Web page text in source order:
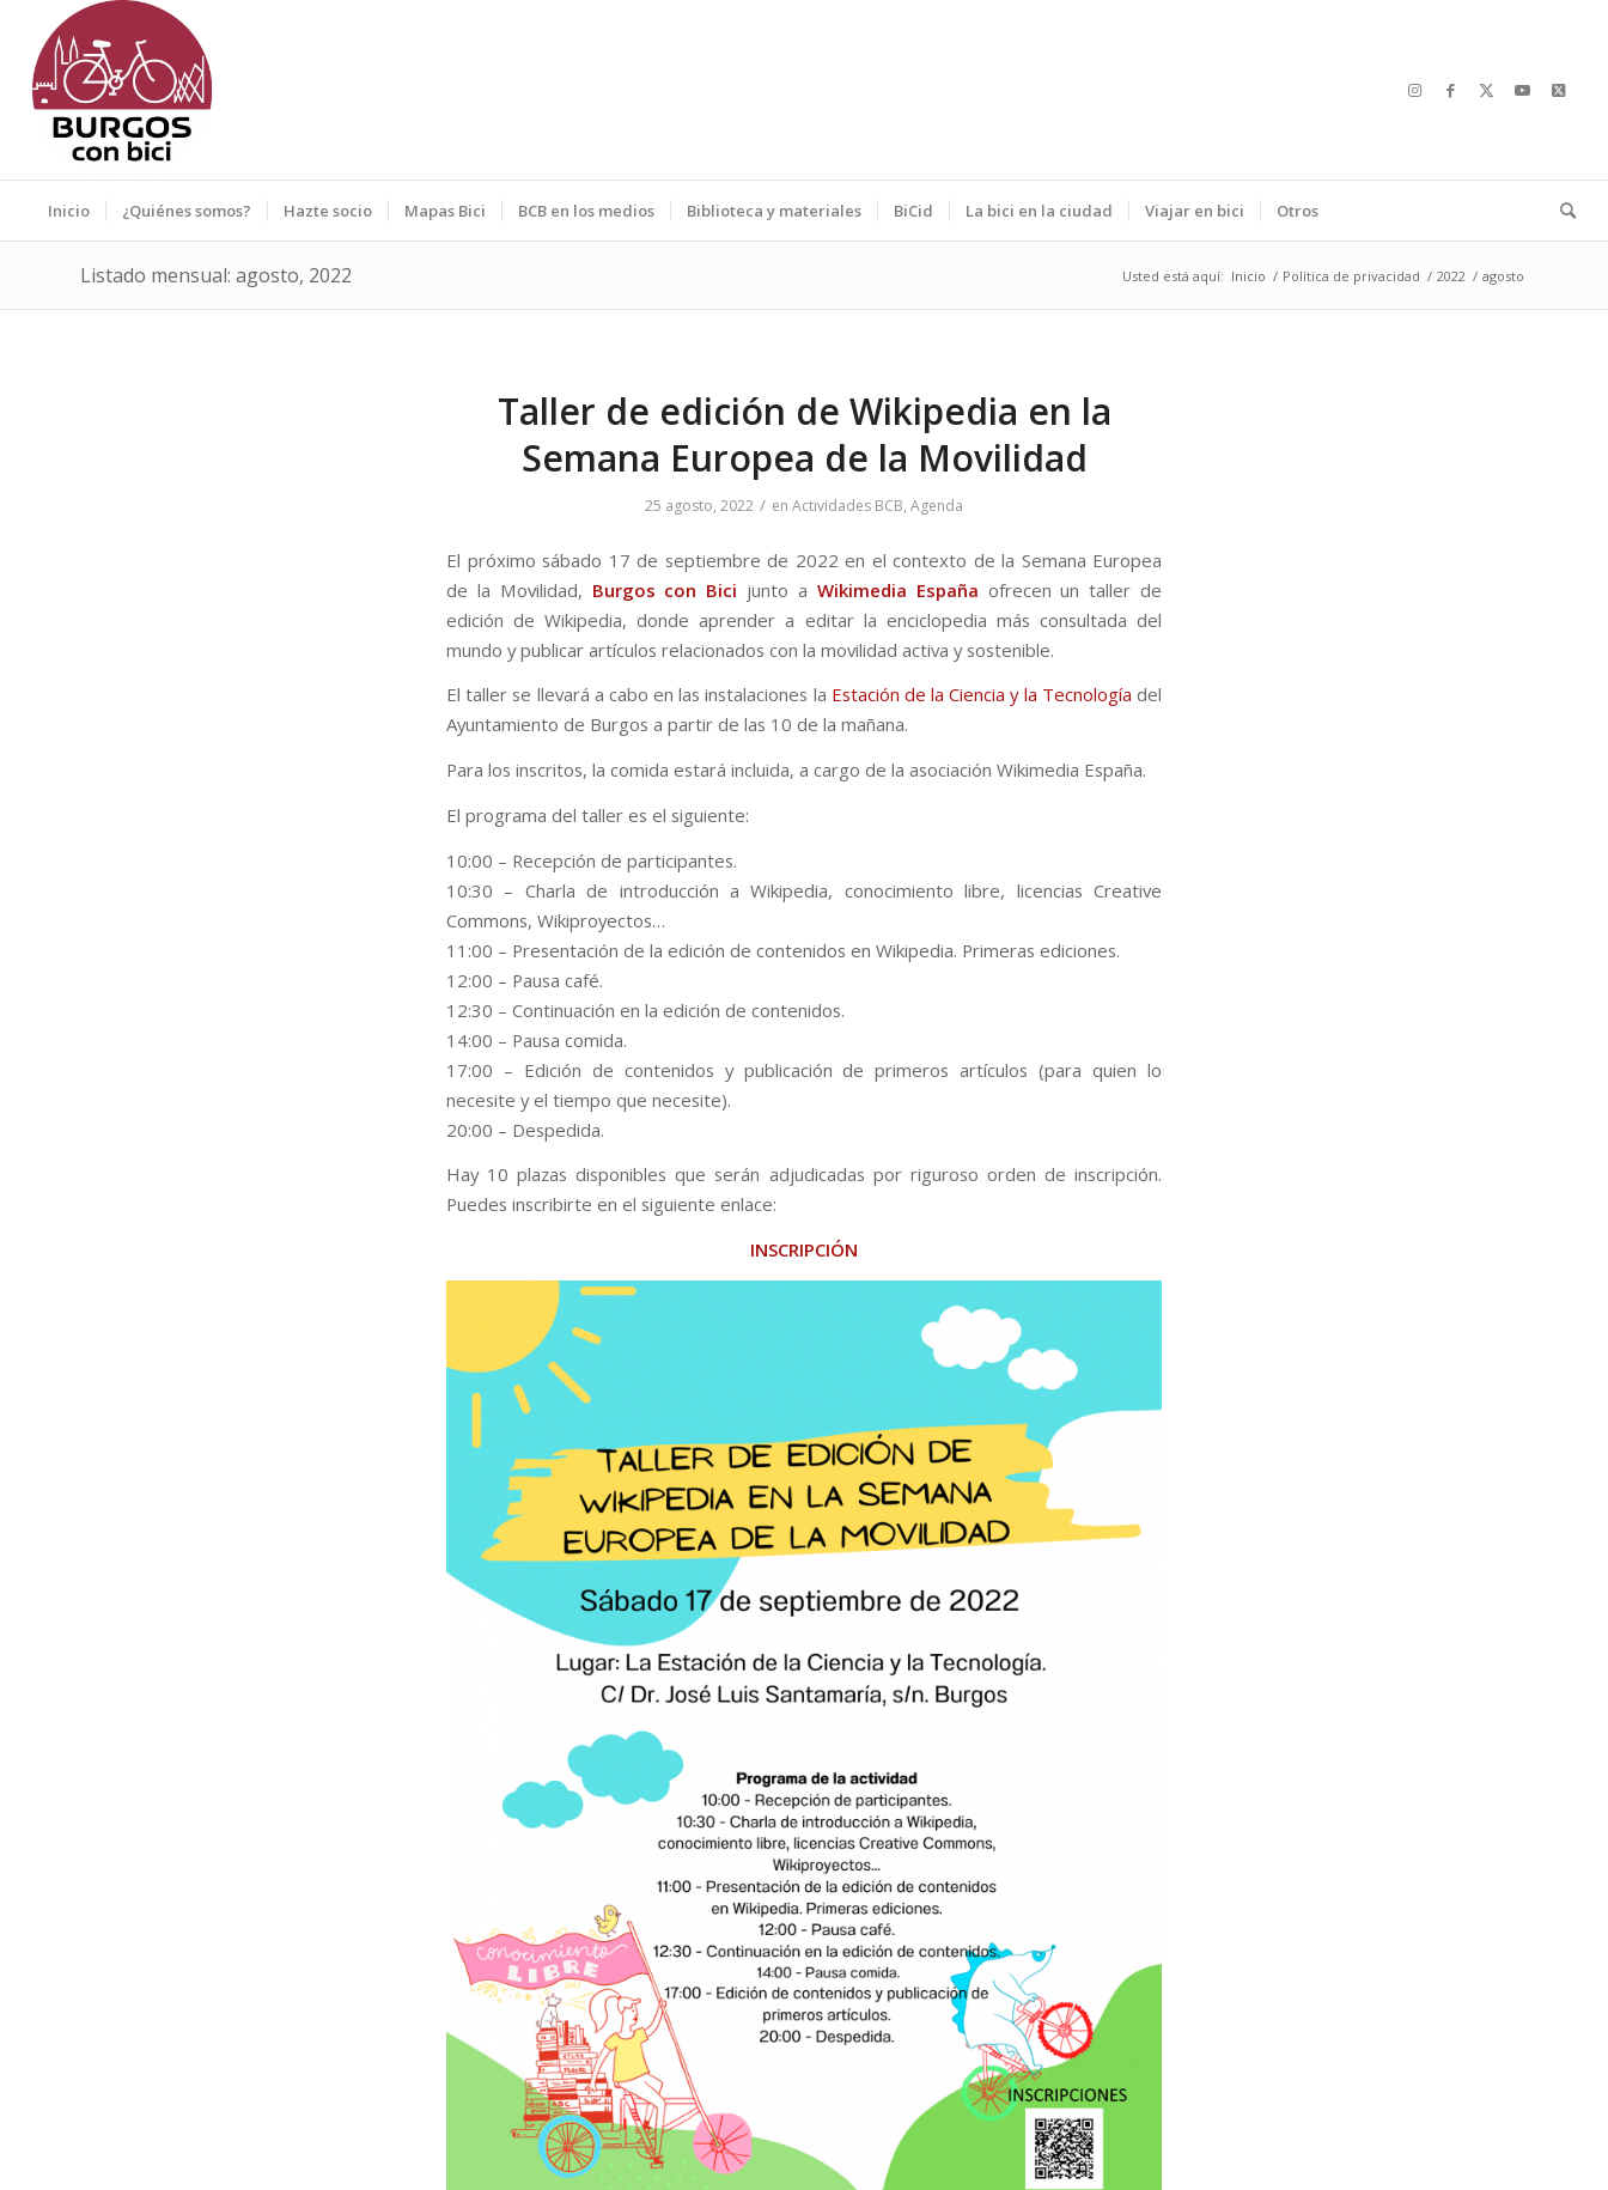
Inicio ¿Quiénes somos? Hazte socio Mapas Bici BCB en los medios Biblioteca y materiales BiCid La bici en la ciudad Viajar en bici Otros
Listado mensual: agosto, 2022 Usted está aquí: Inicio / Política de privacidad / 2022 / agosto
Taller de edición de Wikipedia en la
Semana Europea de la Movilidad
25 agosto, 2022 / en Actividades BCB, Agenda
El próximo sábado 17 de septiembre de 2022 en el contexto de la Semana Europea
de la Movilidad, Burgos con Bici junto a Wikimedia España ofrecen un taller de
edición de Wikipedia, donde aprender a editar la enciclopedia más consultada del
mundo y publicar artículos relacionados con la movilidad activa y sostenible.
El taller se llevará a cabo en las instalaciones la Estación de la Ciencia y la Tecnología del
Ayuntamiento de Burgos a partir de las 10 de la mañana.
Para los inscritos, la comida estará incluida, a cargo de la asociación Wikimedia España.
El programa del taller es el siguiente:
10:00 – Recepción de participantes.
10:30 – Charla de introducción a Wikipedia, conocimiento libre, licencias Creative
Commons, Wikiproyectos…
11:00 – Presentación de la edición de contenidos en Wikipedia. Primeras ediciones.
12:00 – Pausa café.
12:30 – Continuación en la edición de contenidos.
14:00 – Pausa comida.
17:00 – Edición de contenidos y publicación de primeros artículos (para quien lo
necesite y el tiempo que necesite).
20:00 – Despedida.
Hay 10 plazas disponibles que serán adjudicadas por riguroso orden de inscripción.
Puedes inscribirte en el siguiente enlace:
INSCRIPCIÓN